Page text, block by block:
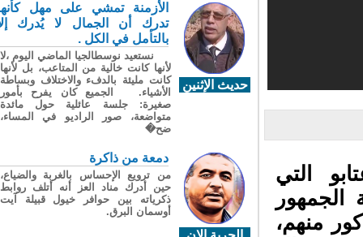
التي
منهم،
حديث الإثنين
الأزمنة تمشي على مهل كأنها
تدرك أن الجمال لا يُدرك إلا
بالتأمل في الكل .
نستعيد نوسطالجيا الماضي اليوم ،لا
لأنها كانت خالية من المتاعب، بل لأنها
كانت مليئة بالدفء والاختلاف وبساطة
الأشياء. الجميع كان يفرح بأمور
صغيرة: جلسة عائلية حول مائدة
متواضعة، صور الراديو في المساء،
ضح�
دمعة من ذاكرة
من ترويع الإحساس بالغربة والضياع،
حين أدرك مناد العز أنه أتلف روابط
ذكرياته بين حوافر خيول قبيلة آيت
أوسمان البرق.